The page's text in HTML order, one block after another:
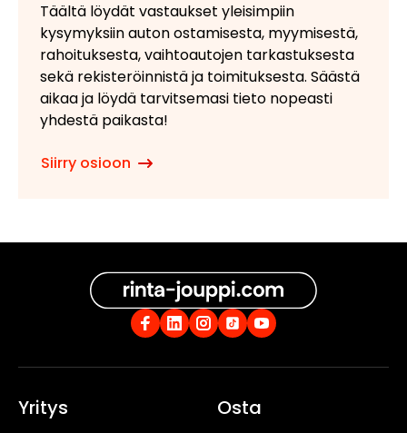
Täältä löydät vastaukset yleisimpiin
kysymyksiin auton ostamisesta, myymisestä,
rahoituksesta, vaihtoautojen tarkastuksesta
sekä rekisteröinnistä ja toimituksesta. Säästä
aikaa ja löydä tarvitsemasi tieto nopeasti
yhdestä paikasta!
Siirry osioon
Yritys Osta